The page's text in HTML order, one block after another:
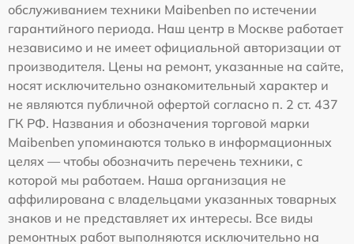
обслуживанием техники Maibenben по истечении
гарантийного периода. Наш центр в Москве работает
независимо и не имеет официальной авторизации от
производителя. Цены на ремонт, указанные на сайте,
носят исключительно ознакомительный характер и
не являются публичной офертой согласно п. 2 ст. 437
ГК РФ. Названия и обозначения торговой марки
Maibenben упоминаются только в информационных
целях — чтобы обозначить перечень техники, с
которой мы работаем. Наша организация не
аффилирована с владельцами указанных товарных
знаков и не представляет их интересы. Все виды
ремонтных работ выполняются исключительно на